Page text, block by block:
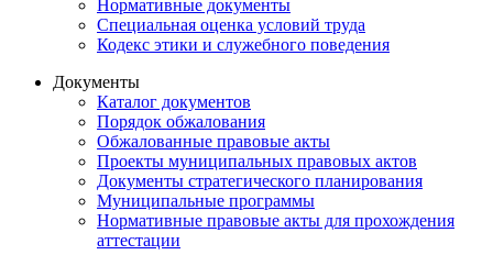
Нормативные документы
Специальная оценка условий труда
Кодекс этики и служебного поведения
Документы
Каталог документов
Порядок обжалования
Обжалованные правовые акты
Проекты муниципальных правовых актов
Документы стратегического планирования
Муниципальные программы
Нормативные правовые акты для прохождения
аттестации